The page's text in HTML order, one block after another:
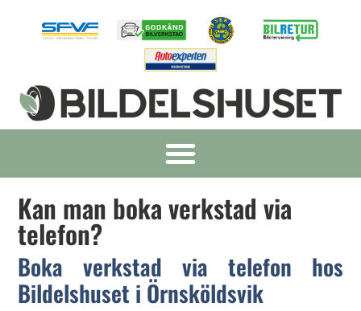
Kan man boka verkstad via
telefon?
Boka verkstad via telefon hos
Bildelshuset i Örnsköldsvik